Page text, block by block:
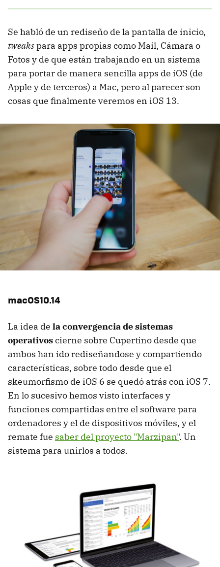
Se habló de un rediseño de la pantalla de inicio,
tweakspara apps propias como Mail, Cámara o
Fotos y de que están trabajando en un sistema
para portar de manera sencilla apps de iOS (de
Apple y de terceros) a Mac, pero al parecer son
cosas que finalmente veremos en iOS 13.
macOS10.14
La idea de la convergencia de sistemas
operativoscierne sobre Cupertino desde que
ambos han ido rediseñandose y compartiendo
características, sobre todo desde que el
skeumorfismo de iOS 6 se quedó atrás con iOS 7.
En lo sucesivo hemos visto interfaces y
funciones compartidas entre el software para
ordenadores y el de dispositivos móviles, y el
remate fue saber del proyecto "Marzipan". Un
sistema para unirlos a todos.